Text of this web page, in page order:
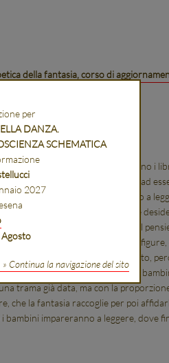
della fantasia, corso di
della fantasia
condotto da Chiara Guidi
non sanno leggere, guardano i
cercano le figure. Lì, di fronte ad
al punto che quando imparano a
Nello sguardo dei bambini che
che indica un altro andamento del
prima del sapere. Attraverso le
dove non è necessario capire tutto,
Nello spazio dell’immagine i
trama già data, ma con la
che la fantasia raccoglie per poi
bambini impareranno a leggere, dove
per
DANZA.
SCHEMATICA
2027
» Continua la navigazione del sito